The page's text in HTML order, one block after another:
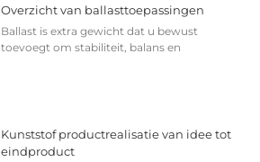
Overzicht van ballasttoepassingen
Ballast is extra gewicht dat u bewust
toevoegt om stabiliteit, balans en
Kunststof productrealisatie van idee tot
eindproduct